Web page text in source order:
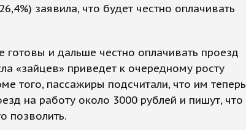
заявила, что будет честно оплачивать
готовы и дальше честно оплачивать проезд
«зайцев» приведет к очередному росту
того, пассажиры подсчитали, что им теперь
на работу около 3000 рублей и пишут, что
позволить.